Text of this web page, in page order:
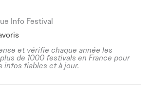
Info Festival
et vérifie chaque année les
de 1000 festivals en France pour
infos fiables et à jour.